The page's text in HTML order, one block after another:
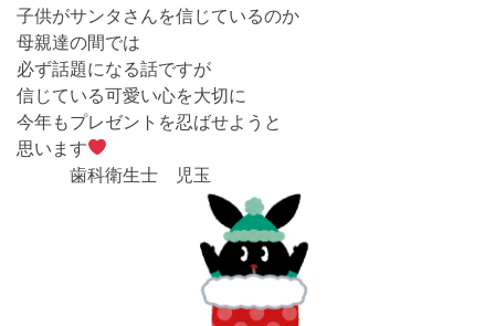
子供がサンタさんを信じているのか
母親達の間では
必ず話題になる話ですが
信じている可愛い心を大切に
今年もプレゼントを忍ばせようと
思います
歯科衛生士 児玉